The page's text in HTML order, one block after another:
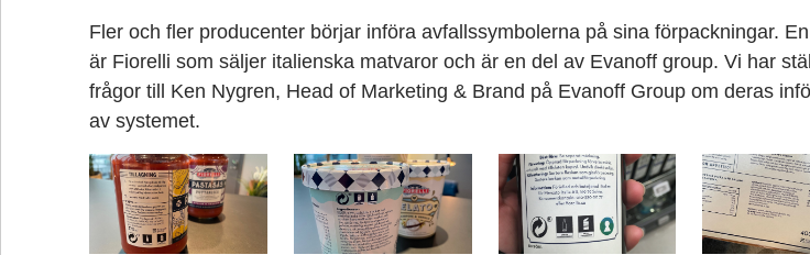
Fler och fler producenter börjar införa avfallssymbolerna på sina förpackningar.
är Fiorelli som säljer italienska matvaror och är en del av Evanoff group. Vi har
frågor till Ken Nygren, Head of Marketing & Brand på Evanoff Group om deras
av systemet.